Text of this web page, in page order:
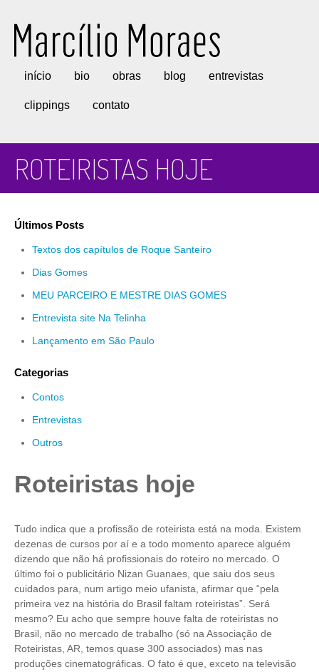
início bio obras blog entrevistas
clippings contato
ROTEIRISTAS HOJE
Últimos Posts
Textos dos capítulos de Roque Santeiro
Dias Gomes
MEU PARCEIRO E MESTRE DIAS GOMES
Entrevista site Na Telinha
Lançamento em São Paulo
Categorias
Contos
Entrevistas
Outros
Roteiristas hoje
Tudo indica que a profissão de roteirista está na moda. Existem
dezenas de cursos por aí e a todo momento aparece alguém
dizendo que não há profissionais do roteiro no mercado. O
último foi o publicitário Nizan Guanaes, que saiu dos seus
cuidados para, num artigo meio ufanista, afirmar que “pela
primeira vez na história do Brasil faltam roteiristas”. Será
mesmo? Eu acho que sempre houve falta de roteiristas no
Brasil, não no mercado de trabalho (só na Associação de
Roteiristas, AR, temos quase 300 associados) mas nas
produções cinematográficas. O fato é que, exceto na televisão